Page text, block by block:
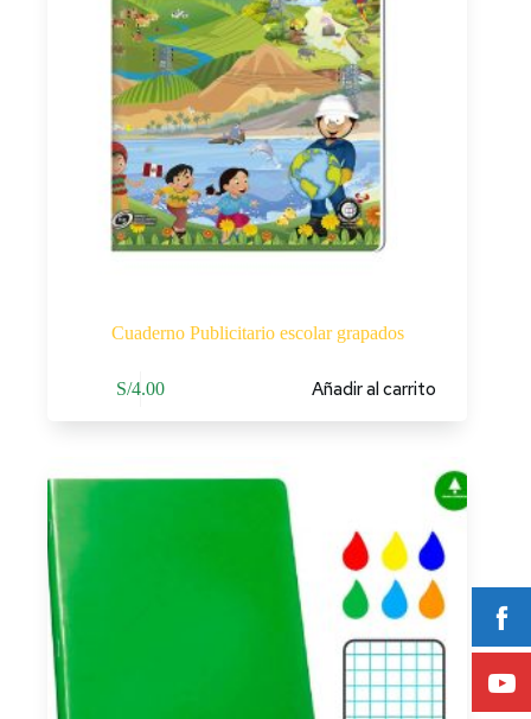
Cuaderno Publicitario escolar grapados
S/4.00 Añadir al carrito